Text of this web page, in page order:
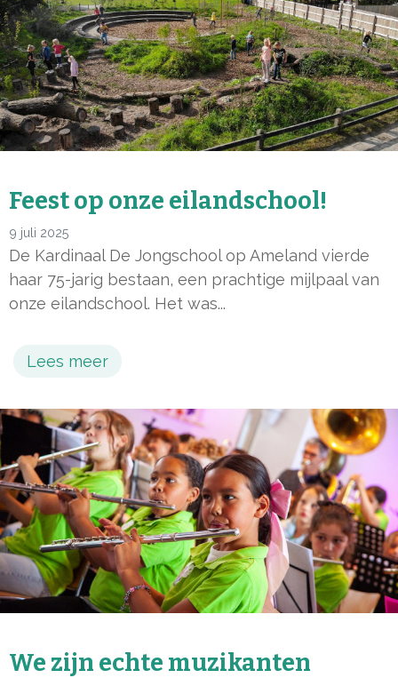
Feest op onze eilandschool!
9 juli 2025
De Kardinaal De Jongschool op Ameland vierde
haar 75-jarig bestaan, een prachtige mijlpaal van
onze eilandschool. Het was...
Lees meer
We zijn echte muzikanten